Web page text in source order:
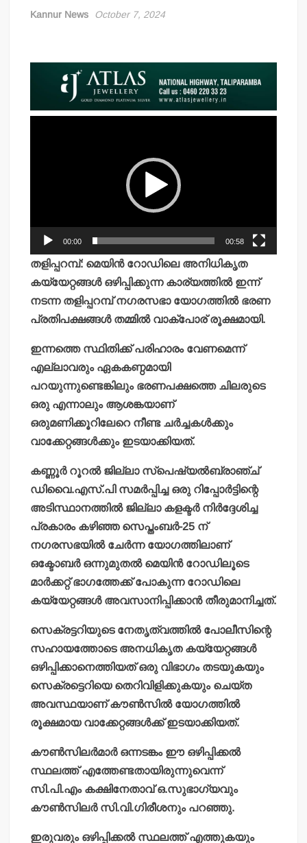
Kannur News October 7, 2024
00:00 00:58
തളിപ്പറമ്പ്: മെയിന്‍ റോഡിലെ അനിധികൃത
കയ്യേറ്റങ്ങള്‍ ഒഴിപ്പിക്കുന്ന കാര്യത്തില്‍ ഇന്ന്
നടന്ന തളിപ്പറമ്പ് നഗരസഭാ യോഗത്തില്‍ ഭരണ
പ്രതിപക്ഷങ്ങള്‍ തമ്മില്‍ വാക്‌പോര് രൂക്ഷമായി.
ഇന്നത്തെ സ്ഥിതിക്ക് പരിഹാരം വേണമെന്ന്
എല്ലാവരും ഏകകണ്ഠമായി
പറയുന്നുണ്ടെങ്കിലും ഭരണപക്ഷത്തെ ചിലരുടെ
ഒരു എന്നാലും ആശങ്കയാണ്
ഒരുമണിക്കൂറിലേറെ നീണ്ട ചര്‍ച്ചകള്‍ക്കും
വാക്കേറ്റങ്ങള്‍ക്കും ഇടയാക്കിയത്.
കണ്ണൂര്‍ റൂറല്‍ ജില്ലാ സ്‌പെഷ്യല്‍ബ്രാഞ്ച്
ഡിവൈ.എസ്.പി സമര്‍പ്പിച്ച ഒരു റിപ്പോര്‍ട്ടിന്റെ
അടിസ്ഥാനത്തില്‍ ജില്ലാ കളക്ടര്‍ നിര്‍ദ്ദേശിച്ച
പ്രകാരം കഴിഞ്ഞ സെപ്തംബര്‍-25 ന്
നഗരസഭയില്‍ ചേര്‍ന്ന യോഗത്തിലാണ്
ഒക്ടോബര്‍ ഒന്നുമുതല്‍ മെയിന്‍ റോഡിലൂടെ
മാര്‍ക്കറ്റ് ഭാഗത്തേക്ക് പോകുന്ന റോഡിലെ
കയ്യേറ്റങ്ങള്‍ അവസാനിപ്പിക്കാന്‍ തീരുമാനിച്ചത്.
സെക്രട്ടറിയുടെ നേതൃത്വത്തില്‍ പോലീസിന്റെ
സഹായത്തോടെ അനധികൃത കയ്യേറ്റങ്ങള്‍
ഒഴിപ്പിക്കാനെത്തിയത് ഒരു വിഭാഗം തടയുകയും
സെക്രട്ടെറിയെ തെറിവിളിക്കുകയും ചെയ്ത
അവസ്ഥയാണ് കൗണ്‍സില്‍ യോഗത്തില്‍
രൂക്ഷമായ വാക്കേറ്റങ്ങള്‍ക്ക് ഇടയാക്കിയത്.
കൗണ്‍സിലര്‍മാര്‍ ഒന്നടങ്കം ഈ ഒഴിപ്പിക്കല്‍
സ്ഥലത്ത് എത്തേണ്ടതായിരുന്നുവെന്ന്
സി.പി.എം കക്ഷിനേതാവ് ഒ.സുഭാഗ്യവും
കൗണ്‍സിലര്‍ സി.വി.ഗിരീശനും പറഞ്ഞു.
ഇരുവരും ഒഴിപ്പിക്കല്‍ സ്ഥലത്ത് എത്തുകയും